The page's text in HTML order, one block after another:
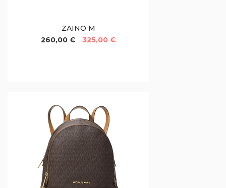
ZAINO M
260,00 €
325,00 €